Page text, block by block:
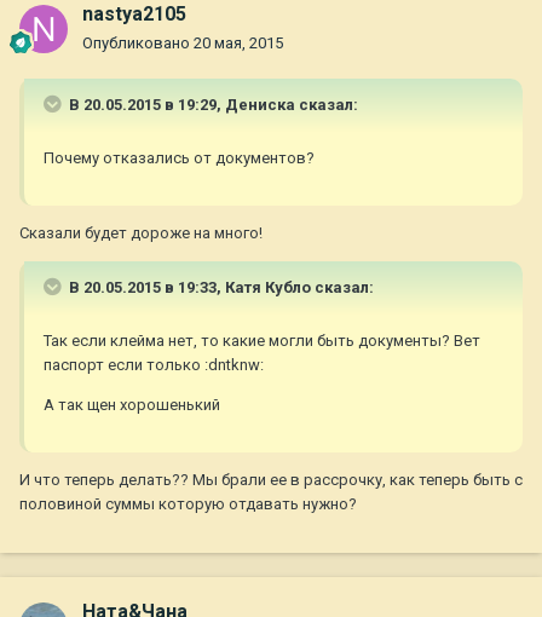
nastya2105
Опубликовано 20 мая, 2015
В 20.05.2015 в 19:29, Дениска сказал:
Почему отказались от документов?
Сказали будет дороже на много!
В 20.05.2015 в 19:33, Катя Кубло сказал:
Так если клейма нет, то какие могли быть документы? Вет
паспорт если только :dntknw:
А так щен хорошенький
И что теперь делать?? Мы брали ее в рассрочку, как теперь быть с
половиной суммы которую отдавать нужно?
Ната&Чана